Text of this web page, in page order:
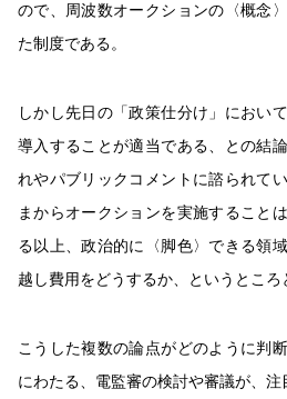
ので、周波数オークションの〈概念
た制度である。
しかし先日の「政策仕分け」におい
導入することが適当である、との結
れやパブリックコメントに諮られて
まからオークションを実施すること
る以上、政治的に〈脚色〉できる領
越し費用をどうするか、というところ
こうした複数の論点がどのように判
にわたる、電監審の検討や審議が、注